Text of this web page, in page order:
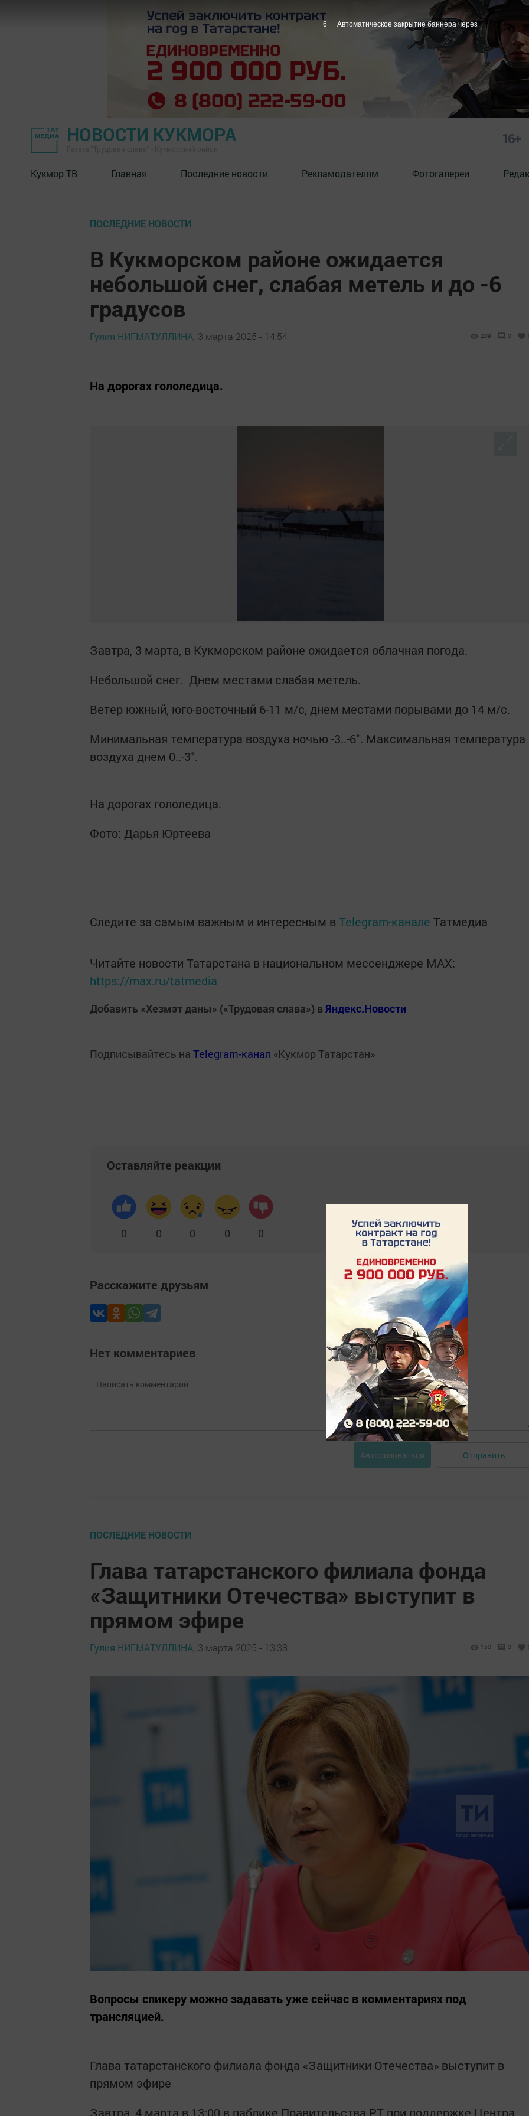
НОВОСТИ КУКМОРА 16+
Кукмор ТВ Главная Последние новости Рекламодателям Фотогалереи
ПОСЛЕДНИЕ НОВОСТИ
В Кукморском районе ожидается
небольшой снег, слабая метель и до -6
градусов
Гулия НИГМАТУЛЛИНА, 3 марта 2025 - 14:54 209 0
На дорогах гололедица.
Завтра, 3 марта, в Кукморском районе ожидается облачная погода.
Небольшой снег. Днем местами слабая метель.
Ветер южный, юго-восточный 6-11 м/с, днем местами порывами до 14 м/с.
Минимальная температура воздуха ночью -3..-6˚. Максимальная температура
воздуха днем 0..-3˚.
На дорогах гололедица.
Фото: Дарья Юртеева
Следите за самым важным и интересным в Telegram-канале Татмедиа
Читайте новости Татарстана в национальном мессенджере MАХ:
https://max.ru/tatmedia
Добавить «Хезмэт даны» («Трудовая слава») вЯндекс.Новости
Подписывайтесь на Telegram-канал «Кукмор Татарстан»
Оставляйте реакции
0 0 0 0 0
Расскажите друзьям
Нет комментариев
Авторизоваться Отправить
ПОСЛЕДНИЕ НОВОСТИ
Глава татарстанского филиала фонда
«Защитники Отечества» выступит в
прямом эфире
Гулия НИГМАТУЛЛИНА, 3 марта 2025 - 13:38 150 0
Вопросы спикеру можно задавать уже сейчас в комментариях под
трансляцией.
Глава татарстанского филиала фонда «Защитники Отечества» выступит в
прямом эфире
Завтра, 4 марта в 13:00 в паблике Правительства РТ при поддержке Центра
4 Автоматическое закрытие баннера через